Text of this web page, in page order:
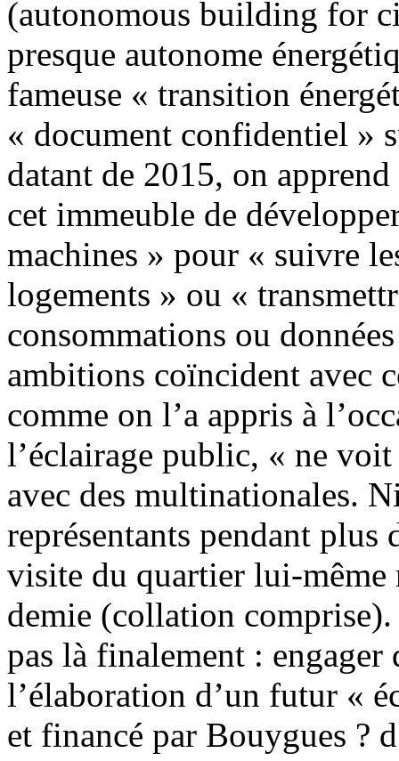
(autonomous building for
presque autonome
fameuse « transition
« document confidentiel »
datant de 2015, on
cet immeuble de
machines » pour « suivre
logements » ou «
consommations ou
ambitions coïncident avec
comme on l’a appris à
l’éclairage public, « ne
avec des multinationales.
représentants pendant
visite du quartier lui-même
demie (collation
pas là finalement : engager
l’élaboration d’un futur «
et financé par Bouygues ?